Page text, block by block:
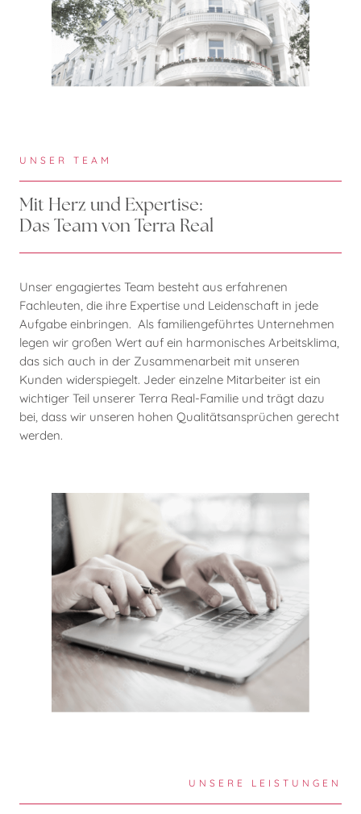
UNSER TEAM
Mit Herz und Expertise:
Das Team von Terra Real
Unser engagiertes Team besteht aus erfahrenen
Fachleuten, die ihre Expertise und Leidenschaft in jede
Aufgabe einbringen. Als familiengeführtes Unternehmen
legen wir großen Wert auf ein harmonisches Arbeitsklima,
das sich auch in der Zusammenarbeit mit unseren
Kunden widerspiegelt. Jeder einzelne Mitarbeiter ist ein
wichtiger Teil unserer Terra Real-Familie und trägt dazu
bei, dass wir unseren hohen Qualitätsansprüchen gerecht
werden.
UNSERE LEISTUNGEN